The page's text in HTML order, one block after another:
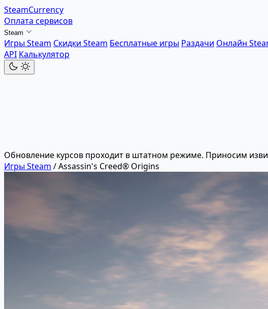
SteamCurrency
Оплата сервисов
Steam
Игры Steam Скидки Steam Бесплатные игры Раздачи Онлайн
API Калькулятор
Обновление курсов проходит в штатном режиме. Приносим
Игры Steam /Assassin's Creed® Origins